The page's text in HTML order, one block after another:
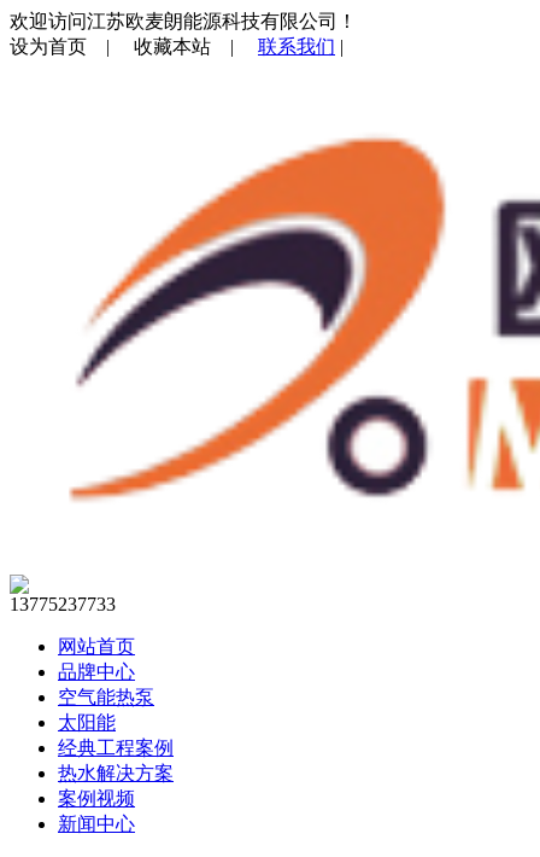
欢迎访问江苏欧麦朗能源科技有限公司！
设为首页 | 收藏本站 | 联系我们 |
13775237733
网站首页
品牌中心
空气能热泵
太阳能
经典工程案例
热水解决方案
案例视频
新闻中心